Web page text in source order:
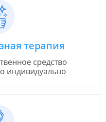
терапия
средство
индивидуально